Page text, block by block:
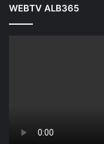
WEBTV ALB365